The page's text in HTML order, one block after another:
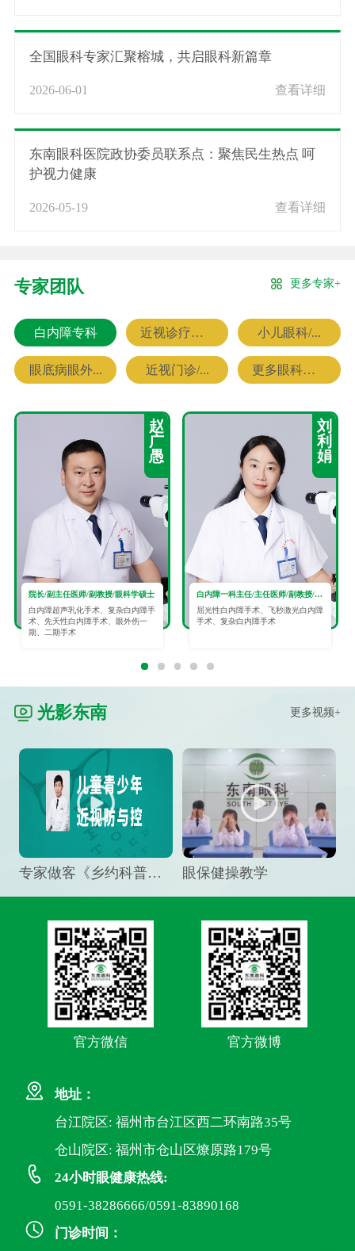
全国眼科专家汇聚榕城，共启眼科新篇章
2026-06-01 查看详细
东南眼科医院政协委员联系点：聚焦民生热点 呵
护视力健康
2026-05-19 查看详细
专家团队 更多专家+
白内障专科 近视诊疗专科 小儿眼科/...
眼底病眼外... 近视门诊/... 更多眼科专家
赵
广
愚
院长/副主任医师/副教授/眼科学硕士
白内障超声乳化手术、复杂白内障手
术、先天性白内障手术、眼外伤一
期、二期手术
刘
利
娟
白内障一科主任/主任医师/副教授/眼科学硕士
屈光性白内障手术、飞秒激光白内障
手术、复杂白内障手术
光影东南 更多视频+
专家做客《乡约科普》栏目，预防孩子近视竟然这么“简单” 眼保健操教学
官方微信 官方微博
地址：
台江院区: 福州市台江区西二环南路35号
仓山院区: 福州市仓山区燎原路179号
24小时眼健康热线:
0591-38286666/0591-83890168
门诊时间：